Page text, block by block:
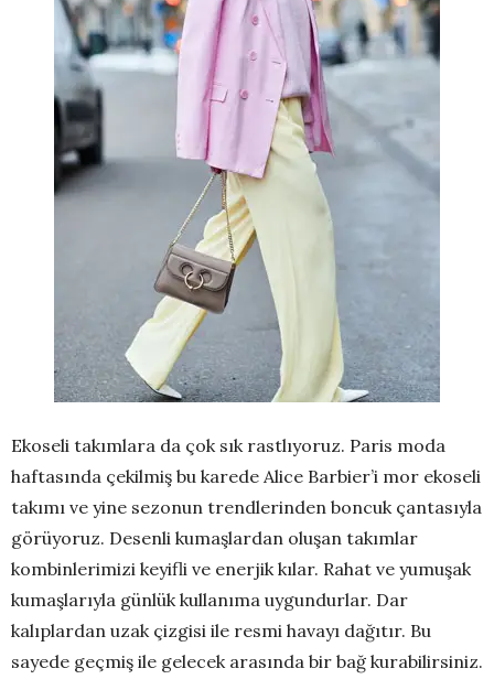
Ekoseli takımlara da çok sık rastlıyoruz. Paris moda
haftasında çekilmiş bu karede Alice Barbier’i mor ekoseli
takımı ve yine sezonun trendlerinden boncuk çantasıyla
görüyoruz. Desenli kumaşlardan oluşan takımlar
kombinlerimizi keyifli ve enerjik kılar. Rahat ve yumuşak
kumaşlarıyla günlük kullanıma uygundurlar. Dar
kalıplardan uzak çizgisi ile resmi havayı dağıtır. Bu
sayede geçmiş ile gelecek arasında bir bağ kurabilirsiniz.